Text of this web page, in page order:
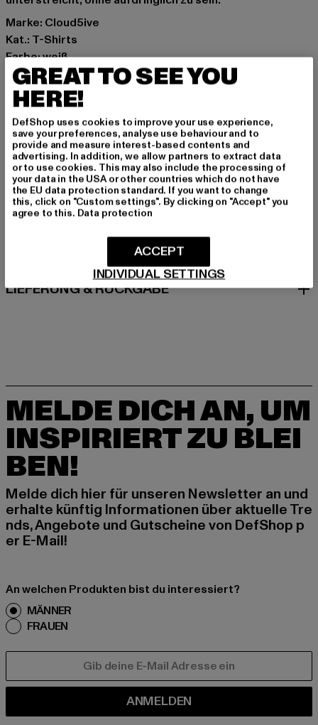
Marke: Cloud5ive
Kat.: T-Shirts
Farbe: weiß
Hersteller Farbe: white
Materialzusammensetzung: 95% Polyester, 5% Elasthan
Art.Nr: 24026039-00220
Hersteller: Bestseller Textilhandels GmbH |
hamburg@bestseller.com
Modering 1,Haus A | 22457 Hamburg | DE
GRÖSSE & PASSFORM
LIEFERUNG & RÜCKGABE
MELDE DICH AN, UM
INSPIRIERT ZU BLEI
BEN!
Melde dich hier für unseren Newsletter an und
erhalte künftig Informationen über aktuelle Tre
nds, Angebote und Gutscheine von DefShop p
er E-Mail!
An welchen Produkten bist du interessiert?
MÄNNER
FRAUEN
ANMELDEN
GREAT TO SEE YOU
HERE!
DefShop uses cookies to improve your use experience,
save your preferences, analyse use behaviour and to
provide and measure interest-based contents and
advertising. In addition, we allow partners to extract data
or to use cookies. This may also include the processing of
your data in the USA or other countries which do not have
the EU data protection standard. If you want to change
this, click on "Custom settings". By clicking on "Accept" you
agree to this. Data protection
INDIVIDUAL SETTINGS
ACCEPT